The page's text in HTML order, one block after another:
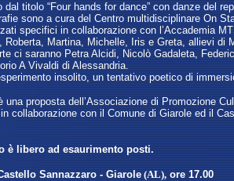
dal titolo “Four hands for dance” con danze del
sono a cura del Centro multidisciplinare On
specifici in collaborazione con l’Accademia
Roberta, Martina, Michelle, Iris e Greta, allievi di
ci saranno Petra Alcidi, Nicolò Gadaleta,
A Vivaldi di Alessandria.
insolito, un tentativo poetico di
una proposta dell’Associazione di Promozione
collaborazione con il Comune di Giarole ed il
è libero ad esaurimento posti.
Sannazzaro - Giarole (AL), ore 17.00